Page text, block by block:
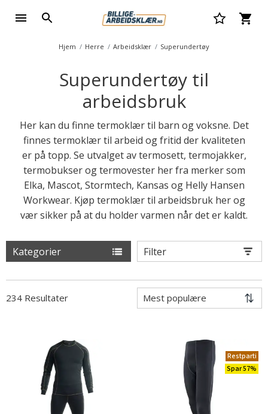
Hjem Herre Arbeidsklær Superundertøy
Superundertøy til
arbeidsbruk
Her kan du finne termoklær til barn og voksne. Det
finnes termoklær til arbeid og fritid der kvaliteten
er på topp. Se utvalget av termosett, termojakker,
termobukser og termovester her fra merker som
Elka, Mascot, Stormtech, Kansas og Helly Hansen
Workwear. Kjøp termoklær til arbeidsbruk her og
vær sikker på at du holder varmen når det er kaldt.
Kategorier Filter
234 Resultater
Restparti
Spar 57%